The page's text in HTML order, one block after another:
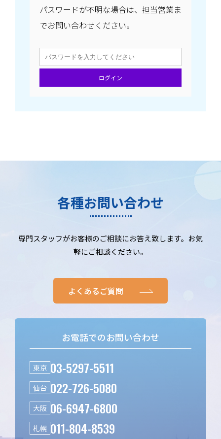
パスワードが不明な場合は、担当営業ま
でお問い合わせください。
ログイン
各種お問い合わせ
専門スタッフがお客様のご相談にお答え致します。お気
軽にご相談ください。
よくあるご質問
お電話でのお問い合わせ
東京 03-5297-5511
仙台 022-726-5080
大阪 06-6947-6800
札幌 011-804-8539